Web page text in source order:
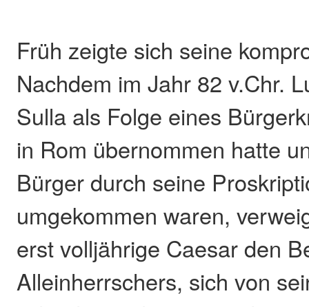
Früh zeigte sich seine
Nachdem im Jahr 82 v.Chr.
Sulla als Folge eines
in Rom übernommen hatte
Bürger durch seine
umgekommen waren,
erst volljährige Caesar den
Alleinherrschers, sich von